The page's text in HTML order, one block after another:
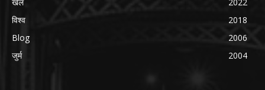
विश्व
2018
Blog
2006
जुर्म
2004